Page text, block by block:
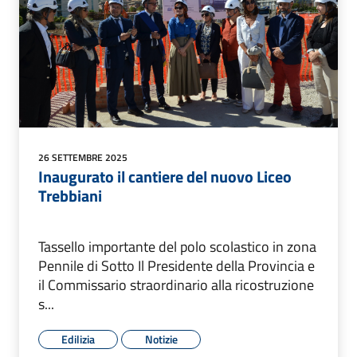
26 SETTEMBRE 2025
Inaugurato il cantiere del nuovo Liceo
Trebbiani
Tassello importante del polo scolastico in zona
Pennile di Sotto Il Presidente della Provincia e
il Commissario straordinario alla ricostruzione
s...
Edilizia Notizie